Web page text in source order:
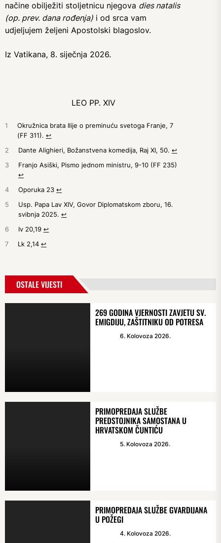
načine obilježiti stoljetnicu njegova dies natalis
(op. prev. dana rođenja) i od srca vam
udjeljujem željeni Apostolski blagoslov.
Iz Vatikana, 8. siječnja 2026.
LEO PP. XIV
1
Okružnica brata Ilije o preminuću svetoga Franje, 7
(FF 311).↩︎
2
Dante Alighieri, Božanstvena komedija, Raj XI, 50.↩︎
3
Franjo Asiški, Pismo jednom ministru, 9-10 (FF 235)
↩︎
4
Oporuka 23↩︎
5
Usp. Papa Lav XIV, Govor Diplomatskom zboru, 16.
svibnja 2025.↩︎
6
Iv 20,19↩︎
7
Lk 2,14↩︎
OSTALE VIJESTI
269 GODINA VJERNOSTI ZAVJETU SV.
EMIGDIJU, ZAŠTITNIKU OD POTRESA
6. Kolovoza 2026.
PRIMOPREDAJA SLUŽBE
PREDSTOJNIKA SAMOSTANA U
HRVATSKOM ČUNTIĆU
5. Kolovoza 2026.
PRIMOPREDAJA SLUŽBE GVARDIJANA
U POŽEGI
4. Kolovoza 2026.